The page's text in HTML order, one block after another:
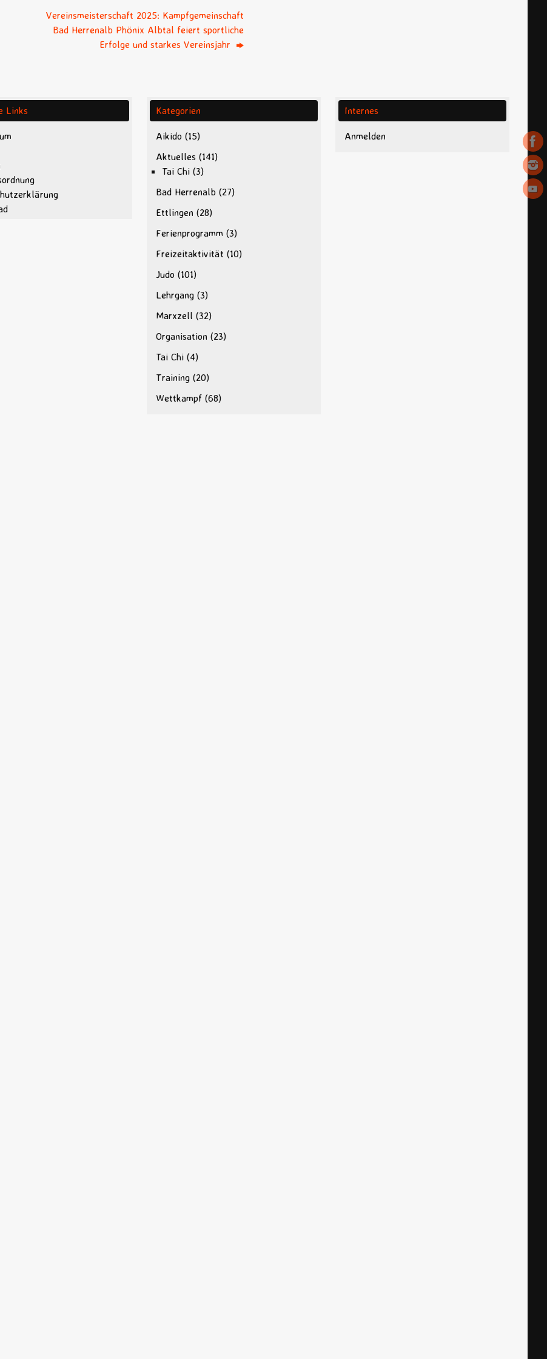
Vereinsmeisterschaft 2025: Kampfgemeinschaft
Bad Herrenalb Phönix Albtal feiert sportliche
Erfolge und starkes Vereinsjahr
Links Kategorien
Aikido (15)
Aktuelles (141)
Tai Chi (3)
Bad Herrenalb (27)
Ettlingen (28)
Ferienprogramm (3)
Freizeitaktivität (10)
Judo (101)
Lehrgang (3)
Marxzell (32)
Organisation (23)
Tai Chi (4)
Training (20)
Wettkampf (68)
Internes
Anmelden